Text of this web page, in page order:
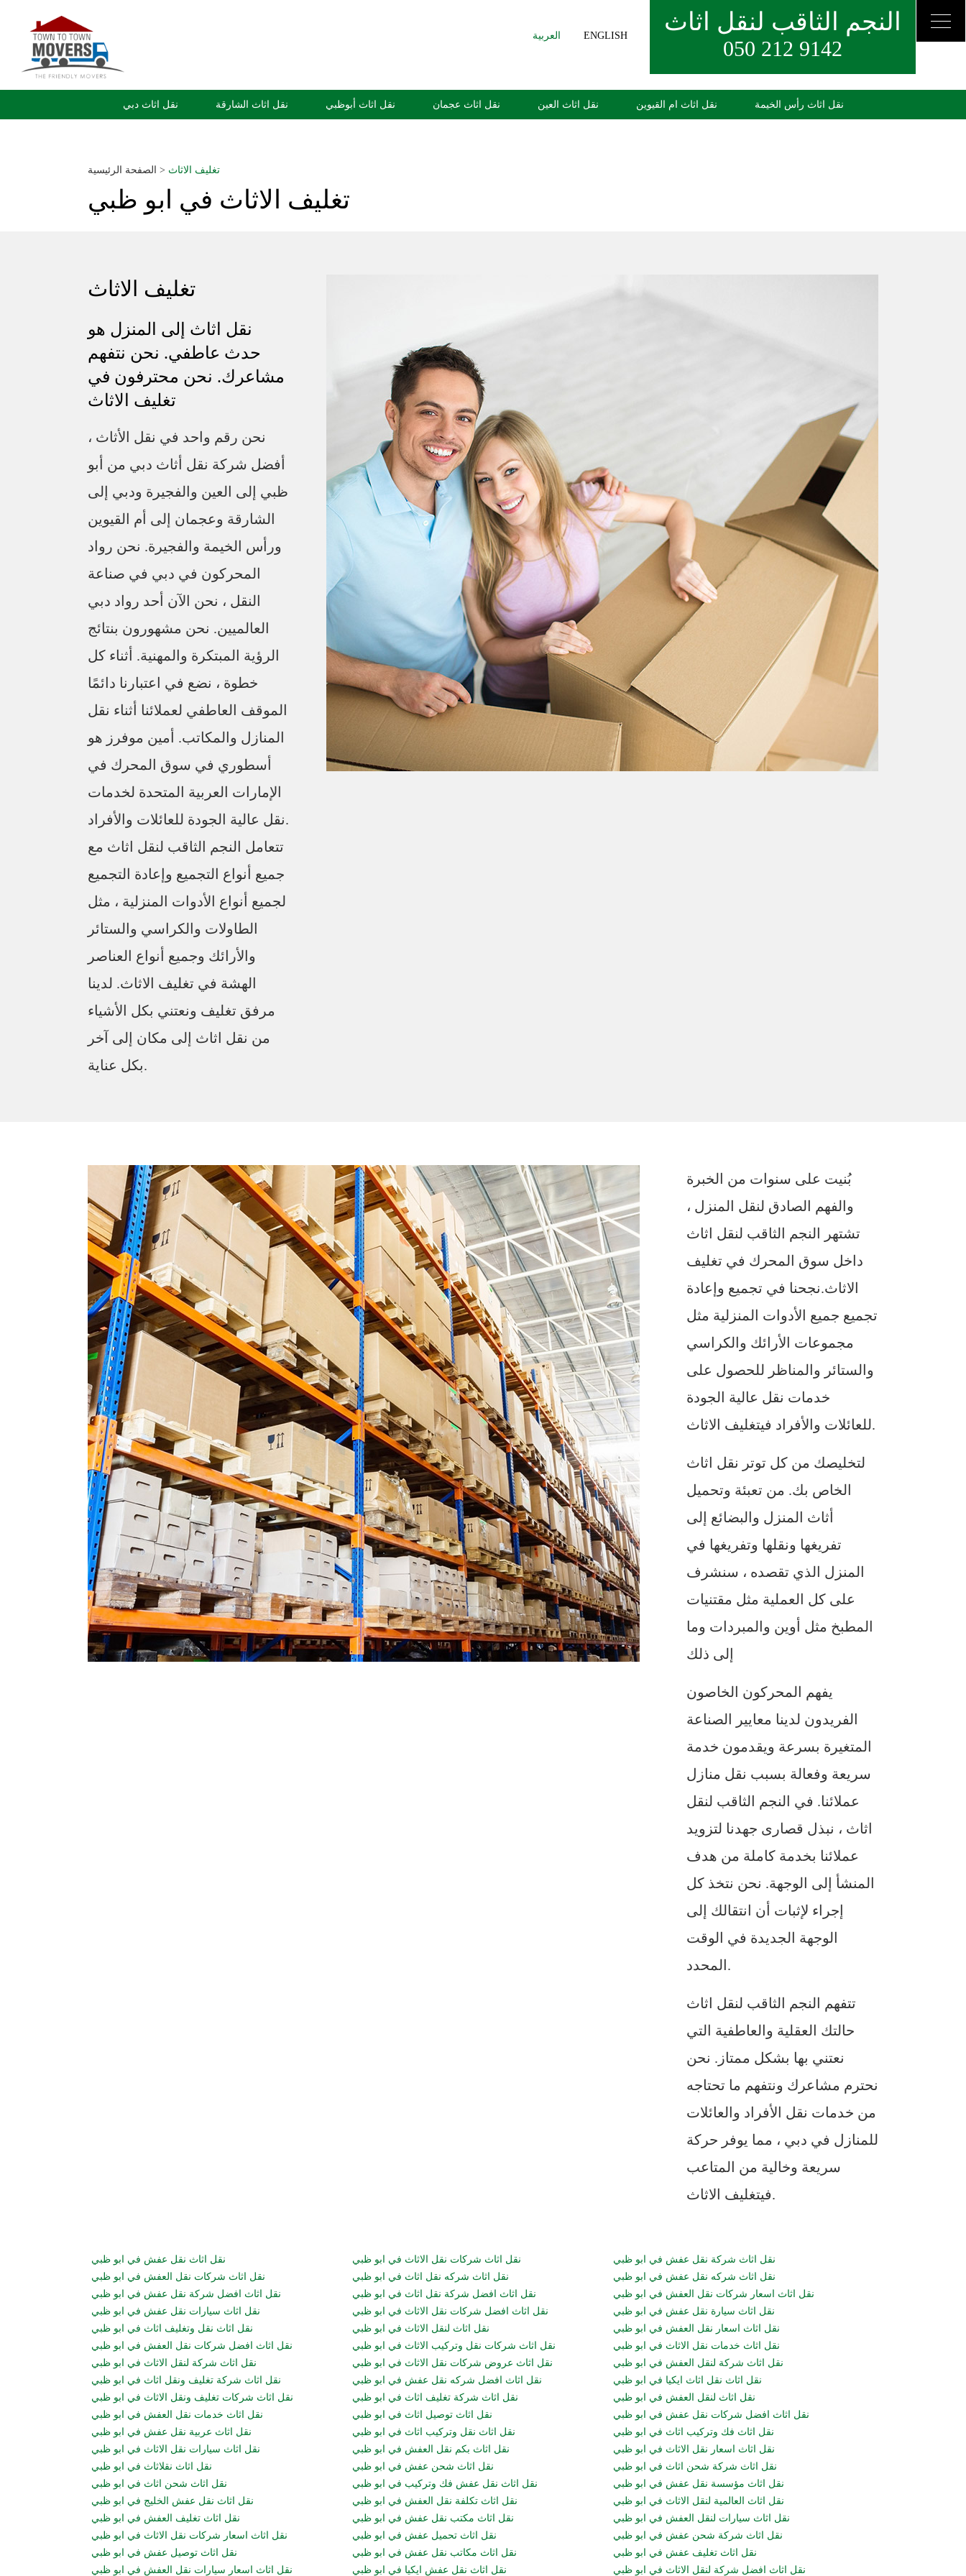
العربية ENGLISH النجم الثاقب لنقل اثاث
050 212 9142
نقل اثاث دبي نقل اثاث الشارقة نقل اثاث أبوظبي نقل اثاث عجمان نقل اثاث العين نقل اثاث ام القيوين نقل اثاث رأس الخيمة
الصفحة الرئيسية > تغليف الاثاث
تغليف الاثاث في ابو ظبي
تغليف الاثاث
نقل اثاث إلى المنزل هو
حدث عاطفي. نحن نتفهم
مشاعرك. نحن محترفون في
تغليف الاثاث
نحن رقم واحد في نقل الأثاث ،
أفضل شركة نقل أثاث دبي من أبو
ظبي إلى العين والفجيرة ودبي إلى
الشارقة وعجمان إلى أم القيوين
ورأس الخيمة والفجيرة. نحن رواد
المحركون في دبي في صناعة
النقل ، نحن الآن أحد رواد دبي
العالميين. نحن مشهورون بنتائج
الرؤية المبتكرة والمهنية. أثناء كل
خطوة ، نضع في اعتبارنا دائمًا
الموقف العاطفي لعملائنا أثناء نقل
المنازل والمكاتب. أمين موفرز هو
أسطوري في سوق المحرك في
الإمارات العربية المتحدة لخدمات
نقل عالية الجودة للعائلات والأفراد.
تتعامل النجم الثاقب لنقل اثاث مع
جميع أنواع التجميع وإعادة التجميع
لجميع أنواع الأدوات المنزلية ، مثل
الطاولات والكراسي والستائر
والأرائك وجميع أنواع العناصر
الهشة في تغليف الاثاث. لدينا
مرفق تغليف ونعتني بكل الأشياء
من نقل اثاث إلى مكان إلى آخر
بكل عناية.
بُنيت على سنوات من الخبرة
والفهم الصادق لنقل المنزل ،
تشتهر النجم الثاقب لنقل اثاث
داخل سوق المحرك في تغليف
الاثاث.نجحنا في تجميع وإعادة
تجميع جميع الأدوات المنزلية مثل
مجموعات الأرائك والكراسي
والستائر والمناظر للحصول على
خدمات نقل عالية الجودة
للعائلات والأفراد فيتغليف الاثاث.
لتخليصك من كل توتر نقل اثاث
الخاص بك. من تعبئة وتحميل
أثاث المنزل والبضائع إلى
تفريغها ونقلها وتفريغها في
المنزل الذي تقصده ، سنشرف
على كل العملية مثل مقتنيات
المطبخ مثل أوين والمبردات وما
إلى ذلك
يفهم المحركون الخاصون
الفريدون لدينا معايير الصناعة
المتغيرة بسرعة ويقدمون خدمة
سريعة وفعالة بسبب نقل منازل
عملائنا. في النجم الثاقب لنقل
اثاث ، نبذل قصارى جهدنا لتزويد
عملائنا بخدمة كاملة من هدف
المنشأ إلى الوجهة. نحن نتخذ كل
إجراء لإثبات أن انتقالك إلى
الوجهة الجديدة في الوقت
المحدد.
تتفهم النجم الثاقب لنقل اثاث
حالتك العقلية والعاطفية التي
نعتني بها بشكل ممتاز. نحن
نحترم مشاعرك ونتفهم ما تحتاجه
من خدمات نقل الأفراد والعائلات
للمنازل في دبي ، مما يوفر حركة
سريعة وخالية من المتاعب
فيتغليف الاثاث.
نقل اثاث نقل عفش في ابو ظبي نقل اثاث شركات نقل الاثاث في ابو ظبي
نقل اثاث شركة نقل عفش في ابو ظبي
نقل اثاث شركات نقل العفش في ابو ظبي
نقل اثاث شركه نقل اثاث في ابو ظبي
نقل اثاث شركه نقل عفش في ابو ظبي
نقل اثاث افضل شركة نقل عفش في ابو ظبي
نقل اثاث افضل شركة نقل اثاث في ابو ظبي
نقل اثاث اسعار شركات نقل العفش في ابو ظبي
نقل اثاث سيارات نقل عفش في ابو ظبي
نقل اثاث افضل شركات نقل الاثاث في ابو ظبي
نقل اثاث سيارة نقل عفش في ابو ظبي
نقل اثاث نقل وتغليف اثاث في ابو ظبي
نقل اثاث لنقل الاثاث في ابو ظبي
نقل اثاث اسعار نقل العفش في ابو ظبي
نقل اثاث افضل شركات نقل العفش في ابو ظبي
نقل اثاث شركات نقل وتركيب الاثاث في ابو ظبي
نقل اثاث خدمات نقل الاثاث في ابو ظبي
نقل اثاث شركة لنقل الاثاث في ابو ظبي
نقل اثاث عروض شركات نقل الاثاث في ابو ظبي
نقل اثاث شركة لنقل العفش في ابو ظبي
نقل اثاث شركة تغليف ونقل اثاث في ابو ظبي
نقل اثاث افضل شركه نقل عفش في ابو ظبي
نقل اثاث نقل اثاث ايكيا في ابو ظبي
نقل اثاث شركات تغليف ونقل الاثاث في ابو ظبي
نقل اثاث شركة تغليف اثاث في ابو ظبي
نقل اثاث لنقل العفش في ابو ظبي
نقل اثاث خدمات نقل العفش في ابو ظبي
نقل اثاث توصيل اثاث في ابو ظبي
نقل اثاث افضل شركات نقل عفش في ابو ظبي
نقل اثاث عربية نقل عفش في ابو ظبي
نقل اثاث نقل وتركيب اثاث في ابو ظبي
نقل اثاث فك وتركيب اثاث في ابو ظبي
نقل اثاث سيارات نقل الاثاث في ابو ظبي
نقل اثاث بكم نقل العفش في ابو ظبي
نقل اثاث اسعار نقل الاثاث في ابو ظبي
نقل اثاث نقلاثاث في ابو ظبي
نقل اثاث شحن عفش في ابو ظبي
نقل اثاث شركة شحن اثاث في ابو ظبي
نقل اثاث شحن اثاث في ابو ظبي
نقل اثاث نقل عفش فك وتركيب في ابو ظبي
نقل اثاث مؤسسة نقل عفش في ابو ظبي
نقل اثاث نقل عفش الخليج في ابو ظبي
نقل اثاث تكلفة نقل العفش في ابو ظبي
نقل اثاث العالمية لنقل الاثاث في ابو ظبي
نقل اثاث تغليف العفش في ابو ظبي
نقل اثاث مكتب نقل عفش في ابو ظبي
نقل اثاث سيارات لنقل العفش في ابو ظبي
نقل اثاث اسعار شركات نقل الاثاث في ابو ظبي
نقل اثاث تحميل عفش في ابو ظبي
نقل اثاث شركة شحن عفش في ابو ظبي
نقل اثاث توصيل عفش في ابو ظبي
نقل اثاث مكاتب نقل عفش في ابو ظبي
نقل اثاث تغليف عفش في ابو ظبي
نقل اثاث اسعار سيارات نقل العفش في ابو ظبي
نقل اثاث نقل عفش ايكيا في ابو ظبي نقل اثاث افضل شركة لنقل الاثاث في ابو ظبي